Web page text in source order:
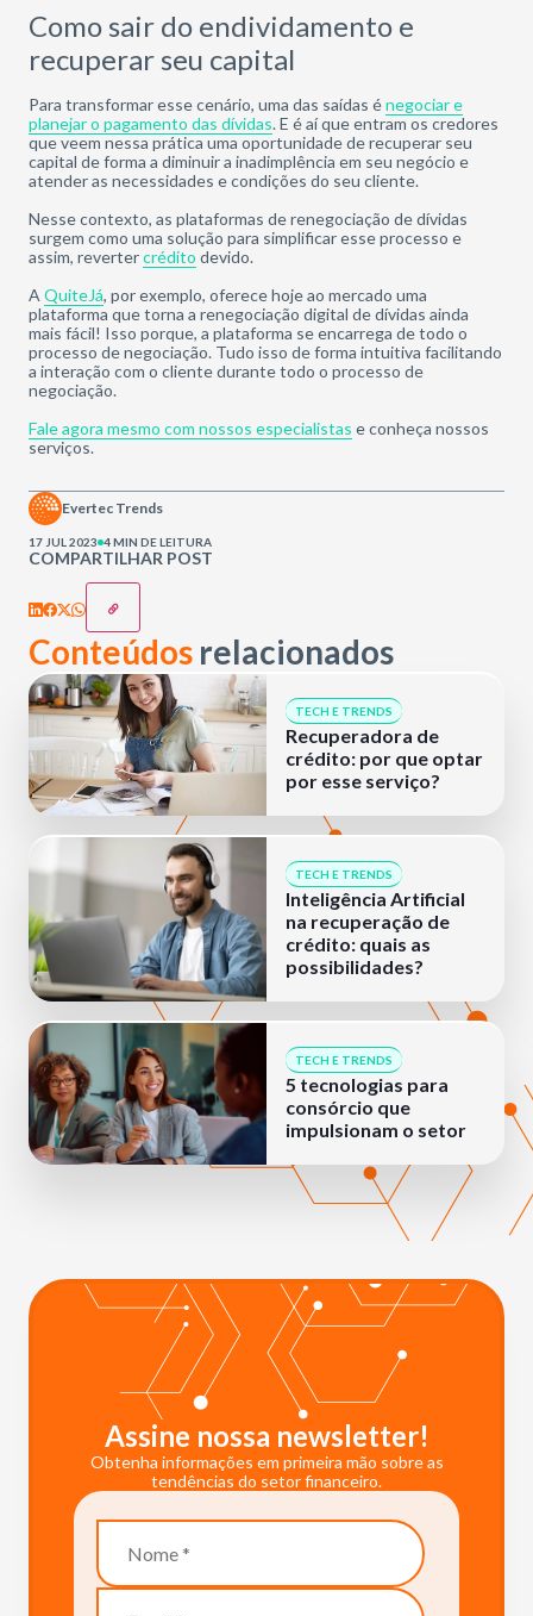
Como sair do endividamento e
recuperar seu capital
Para transformar esse cenário, uma das saídas énegociar e
planejar o pagamento das dívidas. E é aí que entram os credores
que veem nessa prática uma oportunidade de recuperar seu
capital de forma a diminuir a inadimplência em seu negócio e
atender as necessidades e condições do seu cliente.
Nesse contexto, as plataformas de renegociação de dívidas
surgem como uma solução para simplificar esse processo e
assim, revertercrédito devido.
A QuiteJá, por exemplo, oferece hoje ao mercado uma
plataforma que torna a renegociação digital de dívidas ainda
mais fácil! Isso porque, a plataforma se encarrega de todo o
processo de negociação. Tudo isso de forma intuitiva facilitando
a interação com o cliente durante todo o processo de
negociação.
Fale agora mesmo com nossos especialistas e conheça nossos
serviços.
COMPARTILHAR POST
Evertec Trends
17 JUL 2023 4 MIN DE LEITURA
Conteúdos relacionados
TECH E TRENDS
Recuperadora de
crédito: por que optar
por esse serviço?
TECH E TRENDS
Inteligência Artificial
na recuperação de
crédito: quais as
possibilidades?
TECH E TRENDS
5 tecnologias para
consórcio que
impulsionam o setor
Assine nossa newsletter!
Obtenha informações em primeira mão sobre as
tendências do setor financeiro.